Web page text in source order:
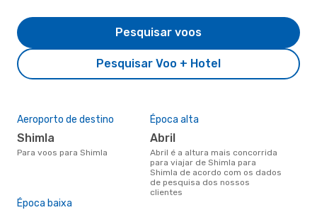
Pesquisar Voo + Hotel
Pesquisar voos
Aeroporto de destino
Shimla
Para voos para Shimla
Época alta
abril
abril é a altura mais concorrida
para viajar de Shimla para
Shimla de acordo com os dados
de pesquisa dos nossos
clientes
Época baixa